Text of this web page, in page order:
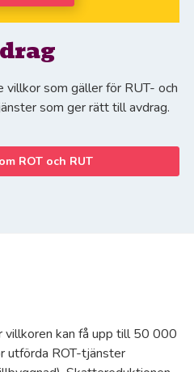
villkor som gäller för RUT- och
som ger rätt till avdrag.
ROT och RUT
kan få upp till 50 000
utförda ROT-tjänster